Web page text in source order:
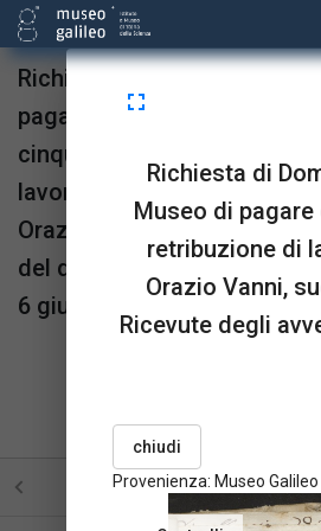
Richiesta di Domenico
pagatore del Museo di
cinque scudi, detratti dalla
lavorante in cera, a Carlo
Orazio Vanni, suo creditore,
del debito. Ricevute degli
6 giugno 1786 - 16 maggio
STRUTTURA TUTTE LE
fullscreen
Richiesta di
Museo di
retribuzione di
Orazio Vanni,
Ricevute degli
chiudi
Provenienza: Museo Galileo